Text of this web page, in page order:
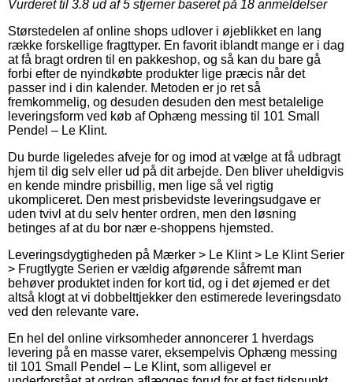
Vurderet til 3.8 ud af 5 stjerner baseret på 18 anmeldelser
Størstedelen af online shops udlover i øjeblikket en lang
række forskellige fragttyper. En favorit iblandt mange er i dag
at få bragt ordren til en pakkeshop, og så kan du bare gå
forbi efter de nyindkøbte produkter lige præcis når det
passer ind i din kalender. Metoden er jo ret så
fremkommelig, og desuden desuden den mest betalelige
leveringsform ved køb af Ophæng messing til 101 Small
Pendel – Le Klint.
Du burde ligeledes afveje for og imod at vælge at få udbragt
hjem til dig selv eller ud på dit arbejde. Den bliver uheldigvis
en kende mindre prisbillig, men lige så vel rigtig
ukompliceret. Den mest prisbevidste leveringsudgave er
uden tvivl at du selv henter ordren, men den løsning
betinges af at du bor nær e-shoppens hjemsted.
Leveringsdygtigheden på Mærker > Le Klint > Le Klint Serier
> Frugtlygte Serien er vældig afgørende såfremt man
behøver produktet inden for kort tid, og i det øjemed er det
altså klogt at vi dobbelttjekker den estimerede leveringsdato
ved den relevante vare.
En hel del online virksomheder annoncerer 1 hverdags
levering på en masse varer, eksempelvis Ophæng messing
til 101 Small Pendel – Le Klint, som alligevel er